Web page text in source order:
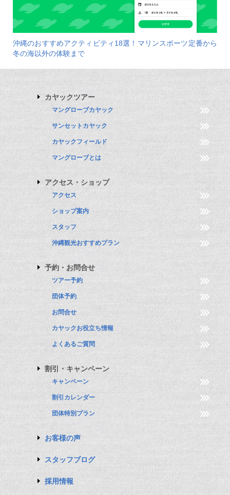
沖縄のおすすめアクティビティ18選！マリンスポーツ定番から
冬の海以外の体験まで
カヤックツアー
マングローブカヤック
サンセットカヤック
カヤックフィールド
マングローブとは
アクセス・ショップ
アクセス
ショップ案内
スタッフ
沖縄観光おすすめプラン
予約・お問合せ
ツアー予約
団体予約
お問合せ
カヤックお役立ち情報
よくあるご質問
割引・キャンペーン
キャンペーン
割引カレンダー
団体特別プラン
お客様の声
スタッフブログ
採用情報